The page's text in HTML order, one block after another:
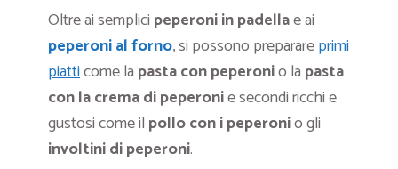
Oltre ai semplici peperoni in padellae ai
peperoni al forno, si possono preparareprimi
piatticome la pasta con peperonio la pasta
con la crema di peperonie secondi ricchi e
gustosi come il pollo con i peperonio gli
involtini di peperoni.